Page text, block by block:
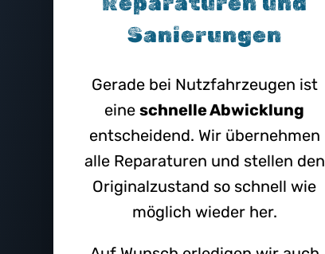
Sanierungen
Gerade bei Nutzfahrzeugen ist
eineschnelle Abwicklung
entscheidend. Wir übernehmen
alle Reparaturen und stellen den
Originalzustand so schnell wie
möglich wieder her.